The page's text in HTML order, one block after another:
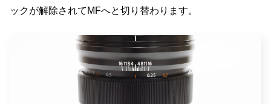
ックが解除されてMFへと切り替わります。